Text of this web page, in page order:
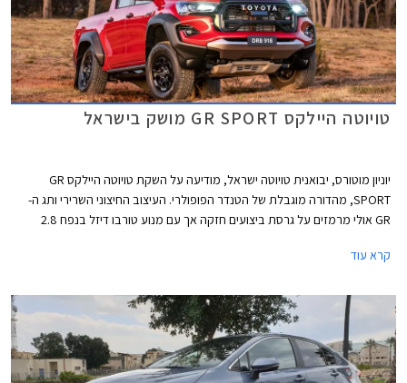
טויוטה היילקס GR SPORT מושק בישראל
יוניון מוטורס, יבואנית טויוטה ישראל, מודיעה על השקת טויוטה היילקס GR
SPORT, מהדורה מוגבלת של הטנדר הפופולרי. העיצוב החיצוני השרירי ותג ה-
GR אולי מרמזים על גרסת ביצועים חזקה אך עם מנוע טורבו דיזל בנפח 2.8
והשטח - זה מה שבאמת חשוב ברכב מסוג זה. המחיר החל מ- 370,000 ₪.
קרא עוד